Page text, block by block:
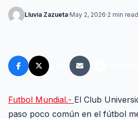
Lluvia Zazueta·May 2, 2026·2 min read
Futbol Mundial.- El Club
paso poco común en el fútbol